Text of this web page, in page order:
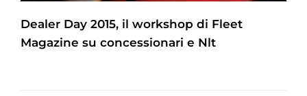
Dealer Day 2015, il workshop di Fleet
Magazine su concessionari e Nlt